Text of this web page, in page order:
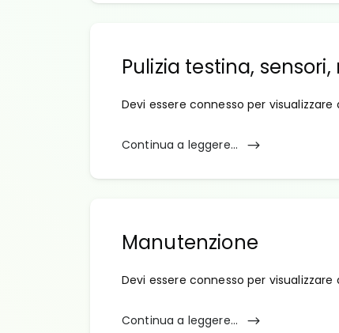
Pulizia testina,
Devi essere connesso per
Continua a leggere...
Manutenzione
Devi essere connesso per
Continua a leggere...